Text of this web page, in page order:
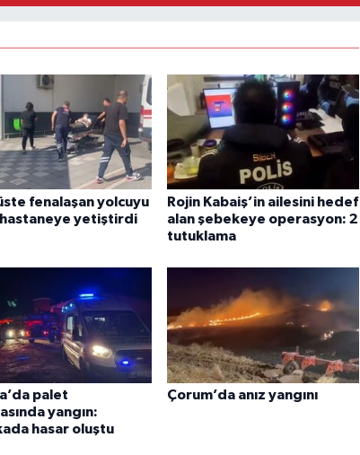
fenalaşan yolcuyu
yetiştirdi
Rojin Kabaiş’in ailesini hedef
alan şebekeye operasyon: 2
tutuklama
palet
yangın:
hasar oluştu
Çorum’da anız yangını